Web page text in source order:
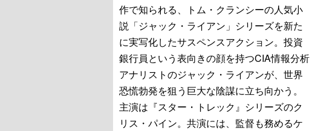
作で知られる、トム・クランシーの人気小
説「ジャック・ライアン」シリーズを新た
に実写化したサスペンスアクション。投資
銀行員という表向きの顔を持つCIA情報分析
アナリストのジャック・ライアンが、世界
恐慌勃発を狙う巨大な陰謀に立ち向かう。
主演は『スター・トレック』シリーズのク
リス・パイン。共演には、監督も務めるケ